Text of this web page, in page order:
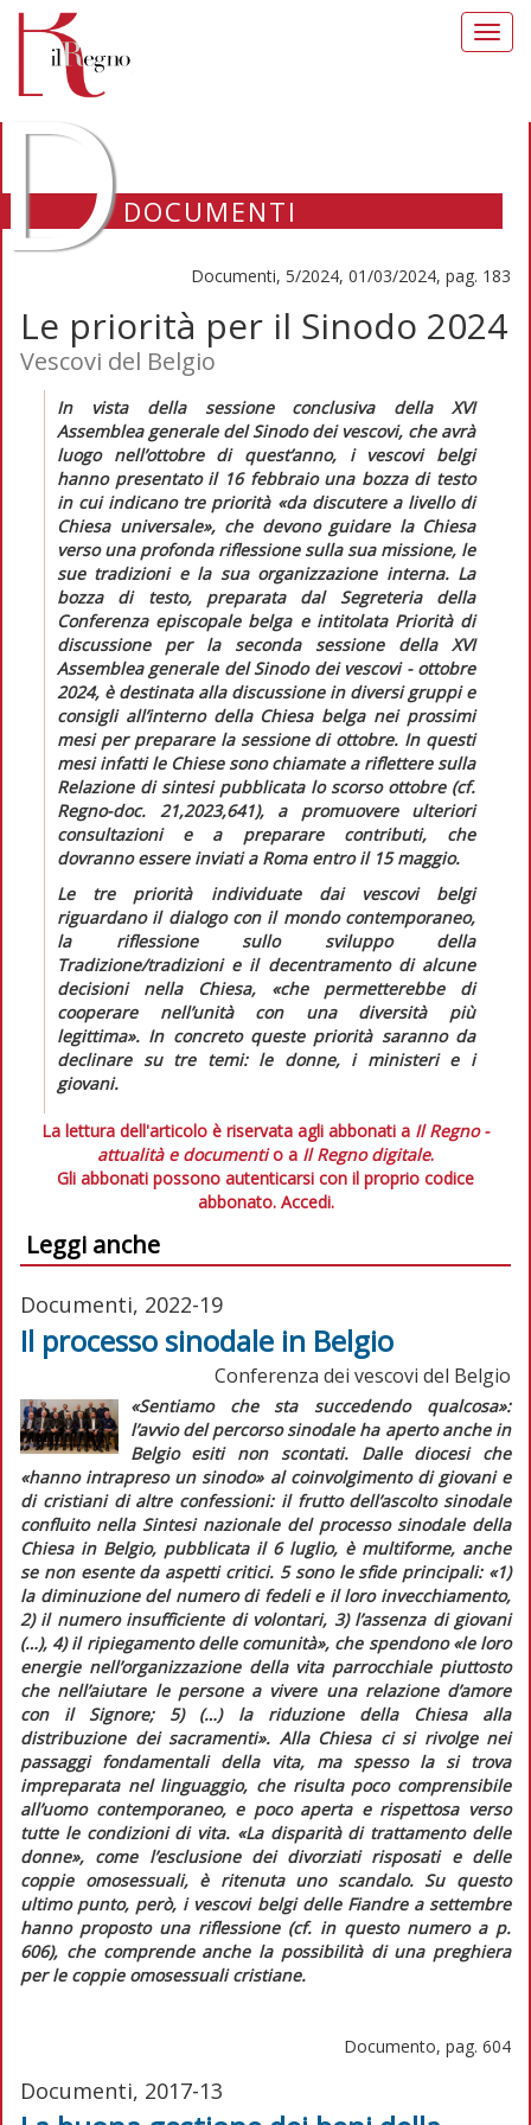
DOCUMENTI
Documenti, 5/2024, 01/03/2024, pag. 183
Le priorità per il Sinodo 2024
Vescovi del Belgio
In vista della sessione conclusiva della XVI
Assemblea generale del Sinodo dei vescovi, che avrà
luogo nell’ottobre di quest’anno, i vescovi belgi
hanno presentato il 16 febbraio una bozza di testo
in cui indicano tre priorità «da discutere a livello di
Chiesa universale», che devono guidare la Chiesa
verso una profonda riflessione sulla sua missione, le
sue tradizioni e la sua organizzazione interna. La
bozza di testo, preparata dal Segreteria della
Conferenza episcopale belga e intitolata Priorità di
discussione per la seconda sessione della XVI
Assemblea generale del Sinodo dei vescovi - ottobre
2024, è destinata alla discussione in diversi gruppi e
consigli all’interno della Chiesa belga nei prossimi
mesi per preparare la sessione di ottobre. In questi
mesi infatti le Chiese sono chiamate a riflettere sulla
Relazione di sintesipubblicata lo scorso ottobre (cf.
Regno-doc. 21,2023,641), a promuovere ulteriori
consultazioni e a preparare contributi, che
dovranno essere inviati a Roma entro il 15 maggio.
Le tre priorità individuate dai vescovi belgi
riguardano il dialogo con il mondo contemporaneo,
la riflessione sullo sviluppo della
Tradizione/tradizioni e il decentramento di alcune
decisioni nella Chiesa, «che permetterebbe di
cooperare nell’unità con una diversità più
legittima». In concreto queste priorità saranno da
declinare su tre temi: le donne, i ministeri e i
giovani.
La lettura dell'articolo è riservata agli abbonati a Il Regno -
attualità e documentio a Il Regno digitale.
Gli abbonati possono autenticarsi con il proprio codice
abbonato. Accedi.
Leggi anche
Documenti, 2022-19
Il processo sinodale in Belgio
Conferenza dei vescovi del Belgio
«Sentiamo che sta succedendo qualcosa»:
l’avvio del percorso sinodale ha aperto anche in
Belgio esiti non scontati. Dalle diocesi che
«hanno intrapreso un sinodo»al coinvolgimento di giovani e
di cristiani di altre confessioni: il frutto dell’ascolto sinodale
confluito nella Sintesi nazionale del processo sinodale della
Chiesa in Belgio, pubblicata il 6 luglio, è multiforme, anche
se non esente da aspetti critici. 5 sono le sfide principali: «1)
la diminuzione del numero di fedeli e il loro invecchiamento,
2) il numero insufficiente di volontari, 3) l’assenza di giovani
(…), 4) il ripiegamento delle comunità», che spendono«le loro
energie nell’organizzazione della vita parrocchiale piuttosto
che nell’aiutare le persone a vivere una relazione d’amore
con il Signore; 5) (…) la riduzione della Chiesa alla
distribuzione dei sacramenti». Alla Chiesa ci si rivolge nei
passaggi fondamentali della vita, ma spesso la si trova
impreparata nel linguaggio, che risulta poco comprensibile
all’uomo contemporaneo, e poco aperta e rispettosa verso
tutte le condizioni di vita. «La disparità di trattamento delle
donne», come l’esclusione dei divorziati risposati e delle
coppie omosessuali, è ritenuta uno scandalo. Su questo
ultimo punto, però, i vescovi belgi delle Fiandre a settembre
hanno proposto una riflessione (cf. in questo numeroa p.
606), che comprende anche la possibilità di una preghiera
per le coppie omosessuali cristiane.
Documento, pag. 604
Documenti, 2017-13